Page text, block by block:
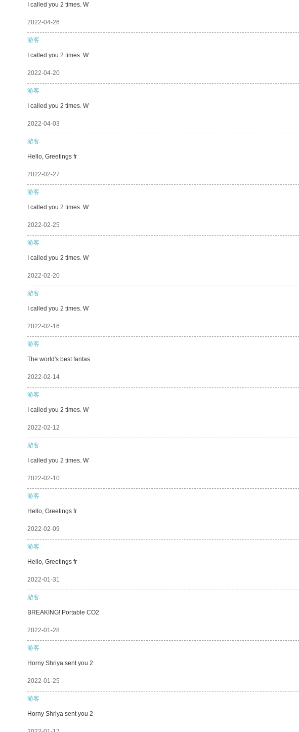
I called you 2 times. W
2022-04-26
游客
I called you 2 times. W
2022-04-20
游客
I called you 2 times. W
2022-04-03
游客
Hello, Greetings fr
2022-02-27
游客
I called you 2 times. W
2022-02-25
游客
I called you 2 times. W
2022-02-20
游客
I called you 2 times. W
2022-02-16
游客
The world's best fantas
2022-02-14
游客
I called you 2 times. W
2022-02-12
游客
I called you 2 times. W
2022-02-10
游客
Hello, Greetings fr
2022-02-09
游客
Hello, Greetings fr
2022-01-31
游客
BREAKING! Portable CO2
2022-01-28
游客
Horny Shriya sent you 2
2022-01-25
游客
Horny Shriya sent you 2